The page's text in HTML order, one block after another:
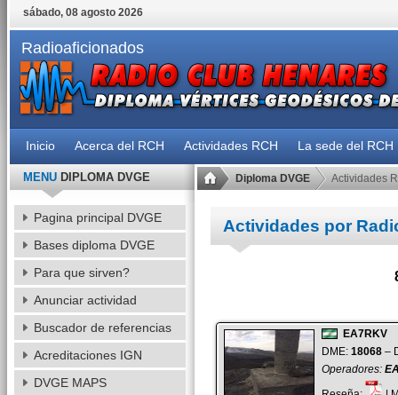
sábado, 08 agosto 2026
Radioaficionados
Inicio Acerca del RCH Actividades RCH La sede del RCH
Diploma DVGE Actividades
Actividades por
EA7RKV
DME: 18068–
Operadores:
MENUDIPLOMA DVGE
Pagina principal DVGE
Bases diploma DVGE
Para que sirven?
Anunciar actividad
Buscador de referencias
Acreditaciones IGN
DVGE MAPS